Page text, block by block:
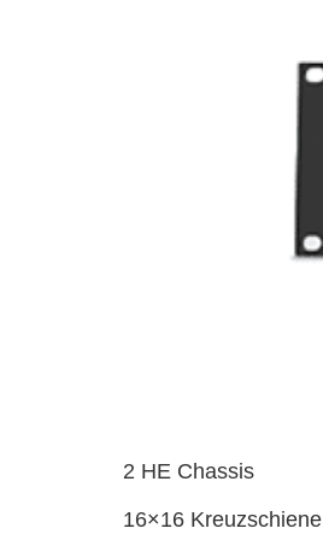
2 HE Chassis
16×16 Kreuzschiene